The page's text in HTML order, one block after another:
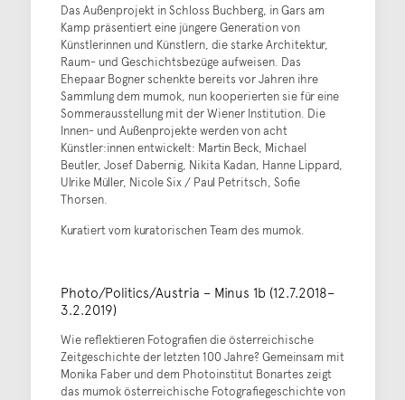
Das Außenprojekt in Schloss Buchberg, in Gars am
Kamp präsentiert eine jüngere Generation von
Künstlerinnen und Künstlern, die starke Architektur,
Raum- und Geschichtsbezüge aufweisen. Das
Ehepaar Bogner schenkte bereits vor Jahren ihre
Sammlung dem mumok, nun kooperierten sie für eine
Sommerausstellung mit der Wiener Institution. Die
Innen- und Außenprojekte werden von acht
Künstler:innen entwickelt: Martin Beck, Michael
Beutler, Josef Dabernig, Nikita Kadan, Hanne Lippard,
Ulrike Müller, Nicole Six / Paul Petritsch, Sofie
Thorsen.
Kuratiert vom kuratorischen Team des mumok.
Photo/Politics/Austria – Minus 1b (12.7.2018–
3.2.2019)
Wie reflektieren Fotografien die österreichische
Zeitgeschichte der letzten 100 Jahre? Gemeinsam mit
Monika Faber und dem Photoinstitut Bonartes zeigt
das mumok österreichische Fotografiegeschichte von